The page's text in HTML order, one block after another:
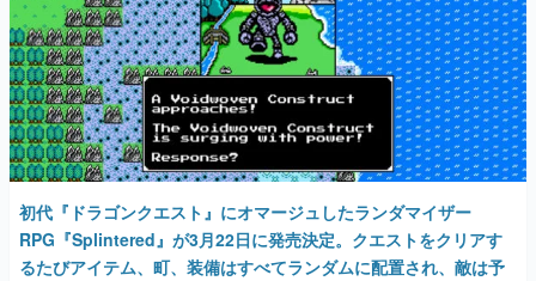
アプリレビュー
その他
電ファミニコゲーマーとは？
運営：株式会社マレ
初代『ドラゴンクエスト』にオマージュしたランダマイザー
RPG『Splintered』が3月22日に発売決定。クエストをクリアす
るたびアイテム、町、装備はすべてランダムに配置され、敵は予